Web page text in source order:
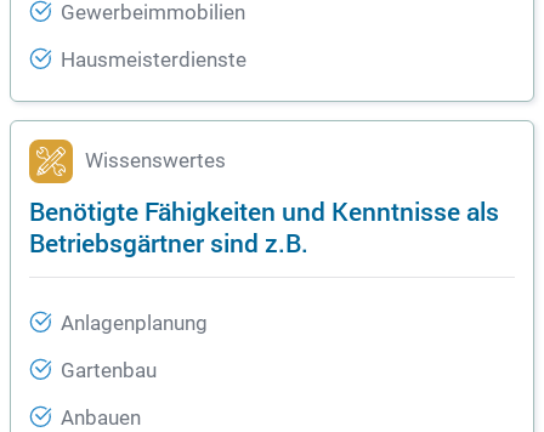
Gewerbeimmobilien
Hausmeisterdienste
Wissenswertes
Benötigte Fähigkeiten und Kenntnisse als
Betriebsgärtner sind z.B.
Anlagenplanung
Gartenbau
Anbauen